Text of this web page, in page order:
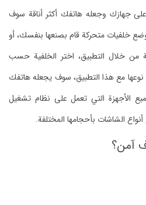
جهازك وجعله هاتفك أكثر أناقة سوف
خلفيات متحركة قام بصنعها بنفسك، أو
من خلال التطبيق، اختر الخلفية حسب
مع هذا التطبيق، سوف يجعله هاتفك
الأجهزة التي تعمل على نظام تشغيل
الشاشات بأحجامها المختلفة.
آمن؟